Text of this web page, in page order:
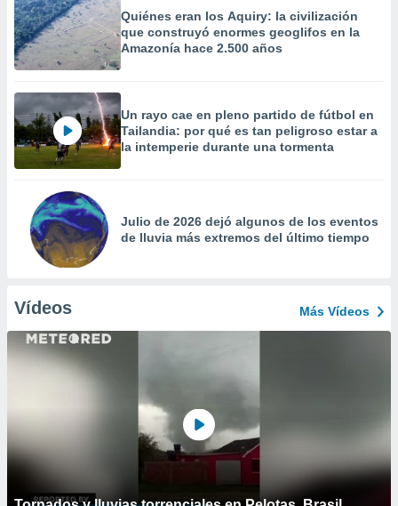
Quiénes eran los Aquiry: la civilización
que construyó enormes geoglifos en la
Amazonía hace 2.500 años
Un rayo cae en pleno partido de fútbol en
Tailandia: por qué es tan peligroso estar a
la intemperie durante una tormenta
Julio de 2026 dejó algunos de los eventos
de lluvia más extremos del último tiempo
Vídeos Más Vídeos